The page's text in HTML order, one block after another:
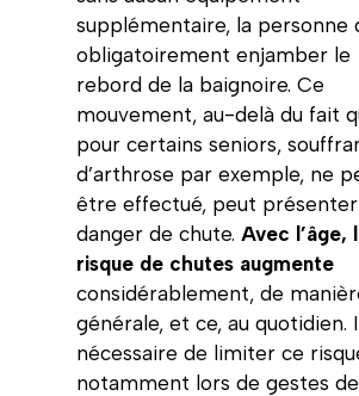
supplémentaire, la personne
obligatoirement enjamber le
rebord de la baignoire. Ce
mouvement, au-delà du fait
pour certains seniors,
d’arthrose par exemple, ne
être effectué, peut
danger de chute. Avec l’âge,
risque de chutes augmente
considérablement, de
générale, et ce, au quotidien.
nécessaire de limiter ce
notamment lors de gestes